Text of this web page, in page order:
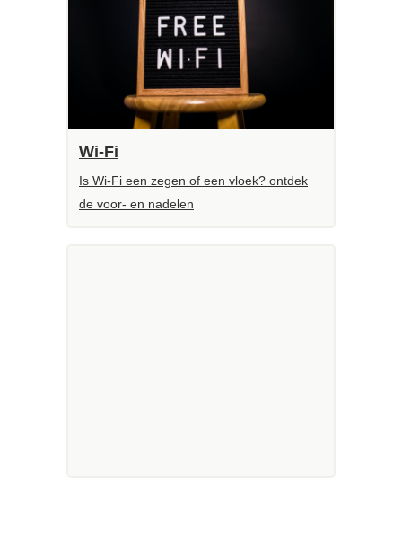
Wi-Fi
Is Wi-Fi een zegen of een vloek? ontdek
de voor- en nadelen